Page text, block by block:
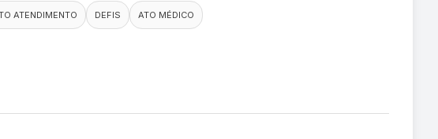
ATENDIMENTO DEFIS
ATO MÉDICO